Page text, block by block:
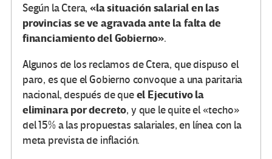
Según la Ctera,«la situación salarial en las
provincias se ve agravada ante la falta de
financiamiento del Gobierno».
Algunos de los reclamos de Ctera, que dispuso el
paro, es que el Gobierno convoque a una paritaria
nacional, después de queel Ejecutivo la
eliminara por decreto, y que le quite el «techo»
del 15% a las propuestas salariales, en línea con la
meta prevista de inflación.